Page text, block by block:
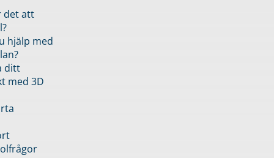
det att
hjälp med
ditt
med 3D